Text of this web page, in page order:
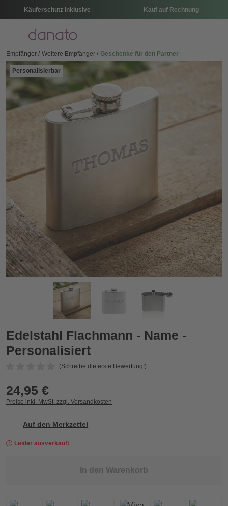
Käuferschutz inklusive Kauf auf Rechnung
Menü
Empfänger Weitere Empfänger Geschenke für den Partner
Personalisierbar
Edelstahl Flachmann - Name - Personalisiert
Edelstahl Flachmann - Name -
Personalisiert
(Schreibe die erste Bewertung!)
24,95 €
Preise inkl. MwSt. zzgl. Versandkosten
Auf den Merkzettel
Leider ausverkauft
In den Warenkorb